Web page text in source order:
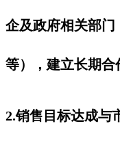
企及政府相关部
等），建立长期合
2.销售目标达成与